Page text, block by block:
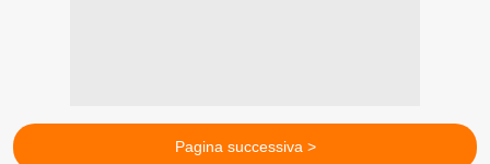
Pagina successiva >